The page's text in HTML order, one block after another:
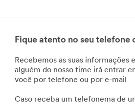
Fique atento no seu telefone
Recebemos as suas informações
alguém do nosso time irá entrar
você por telefone ou por e-mail
Caso receba um telefonema de